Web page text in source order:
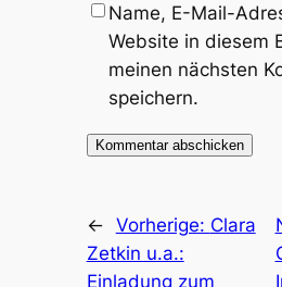
Name, E-Mail-
Website in diesem
meinen nächsten
speichern.
← Vorherige: Clara
Zetkin u.a.:
Einladung zum